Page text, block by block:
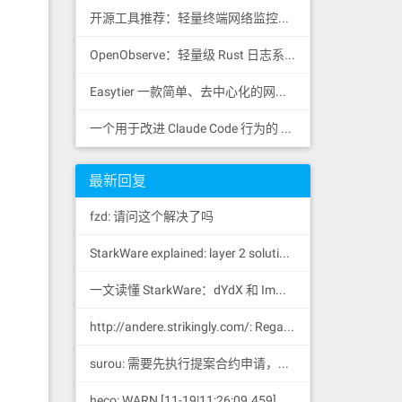
开源工具推荐：轻量终端网络监控工具 RustNet
OpenObserve：轻量级 Rust 日志系统
Easytier 一款简单、去中心化的网状 VPN，支持 WireGuard
一个用于改进 Claude Code 行为的 CLAUDE.md 文件，源自 Andrej Karpathy 对 LLM 编码陷阱的观察。
最新回复
fzd: 请问这个解决了吗
StarkWare explained: layer 2 solution provider of dYdX and iMMUTABLE R11; BitKeep News: [...]Layer 2: https://...
一文读懂 StarkWare：dYdX 和 Immutable 背后的 L2 方案 R11; BitKeep 博客: [...]Layer 2:Comparing Laye...
http://andere.strikingly.com/: Regards, Great stuff!
surou: 需要先执行提案合约申请，等待出块节点地址同意后，才会进...